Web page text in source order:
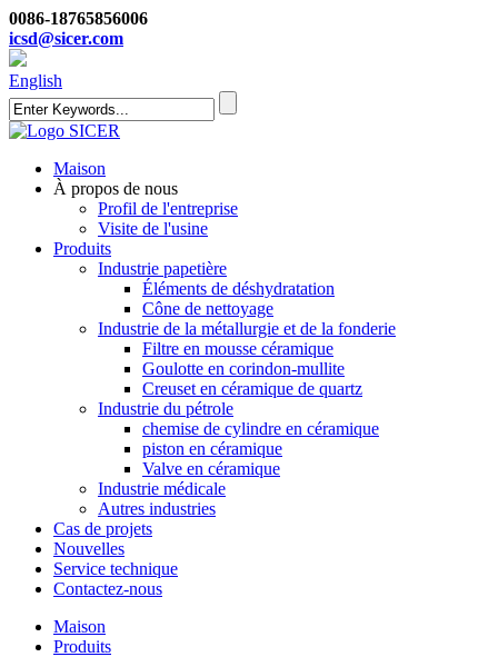
0086-18765856006
icsd@sicer.com
English
Maison
À propos de nous
Profil de l'entreprise
Visite de l'usine
Produits
Industrie papetière
Éléments de déshydratation
Cône de nettoyage
Industrie de la métallurgie et de la fonderie
Filtre en mousse céramique
Goulotte en corindon-mullite
Creuset en céramique de quartz
Industrie du pétrole
chemise de cylindre en céramique
piston en céramique
Valve en céramique
Industrie médicale
Autres industries
Cas de projets
Nouvelles
Service technique
Contactez-nous
Maison
Produits